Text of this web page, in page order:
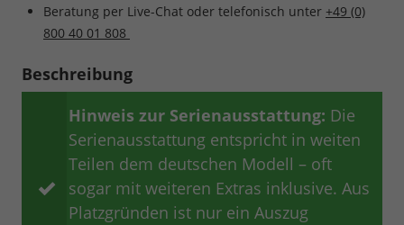
Beratung per Live-Chat oder telefonisch unter +49 (0)
800 40 01 808
Beschreibung
Hinweis zur Serienausstattung: Die
Serienausstattung entspricht in weiten
Teilen dem deutschen Modell – oft
sogar mit weiteren Extras inklusive. Aus
Platzgründen ist nur ein Auszug